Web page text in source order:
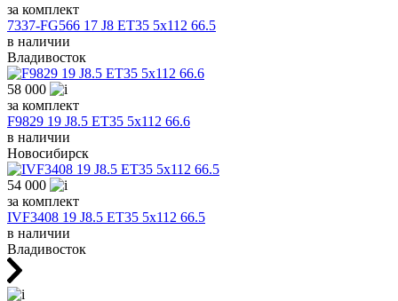
за комплект
7337-FG566 17 J8 ET35 5x112 66.5
в наличии
Владивосток
58 000
за комплект
F9829 19 J8.5 ET35 5x112 66.6
в наличии
Новосибирск
54 000
за комплект
IVF3408 19 J8.5 ET35 5x112 66.5
в наличии
Владивосток